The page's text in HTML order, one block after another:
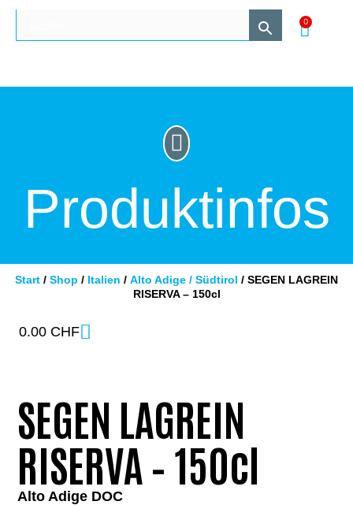
0
Produktinfos
Start / Shop / Italien / Alto Adige / Südtirol / SEGEN LAGREIN
RISERVA – 150cl
0.00 CHF
SEGEN LAGREIN
RISERVA – 150cl
Alto Adige DOC